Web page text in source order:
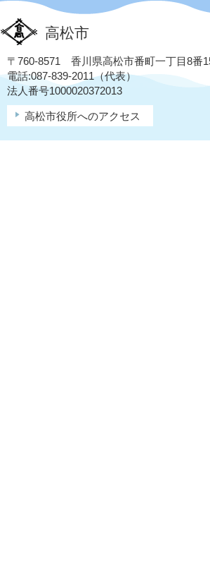
高松市
〒760-8571 香川県高松市番町一丁目8番
電話:087-839-2011（代表）
法人番号1000020372013
高松市役所へのアクセス